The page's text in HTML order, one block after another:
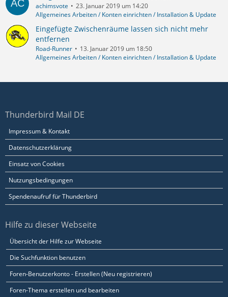
achimsvote
23. Januar 2019 um 14:20
Allgemeines Arbeiten / Konten einrichten / Installation & Update
Eingefügte Zwischenräume lassen sich nicht mehr
entfernen
Road-Runner
13. Januar 2019 um 18:50
Allgemeines Arbeiten / Konten einrichten / Installation & Update
Thunderbird Mail DE
Impressum & Kontakt
Datenschutzerklärung
Einsatz von Cookies
Nutzungsbedingungen
Spendenaufruf für Thunderbird
Hilfe zu dieser Webseite
Übersicht der Hilfe zur Webseite
Die Suchfunktion benutzen
Foren-Benutzerkonto - Erstellen (Neu registrieren)
Foren-Thema erstellen und bearbeiten